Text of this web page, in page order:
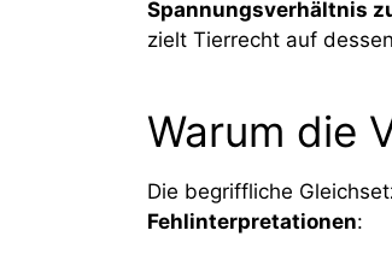
Spannungsverhältnis
zielt Tierrecht auf
Warum die
Die begriffliche
Fehlinterpretationen: